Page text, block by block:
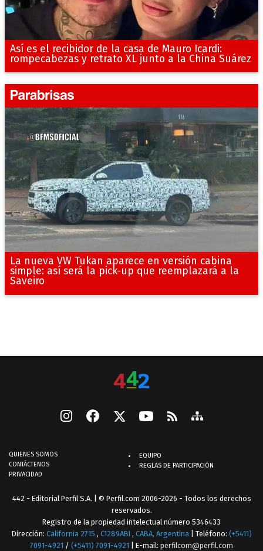
Así es el recibidor de la casa de Mauro Icardi:
rompecabezas y retrato XL junto a la China Suárez
La nueva VW Tukan aparece en versión cabina
simple: así será la pick-up que reemplazará a la
Saveiro
QUIENES SOMOS
CONTÁCTENOS
PRIVACIDAD
EQUIPO
REGLAS DE PARTICIPACIÓN
442 - Editorial Perfil S.A. | © Perfil.com 2006-2026 - Todos los derechos
reservados.
Registro de la propiedad intelectual número 5346433
Dirección: California 2715 , C1289ABI , CABA, Argentina | Teléfono: (+5411)
7091-4921 / (+5411) 7091-4921 | E-mail: perfilcom@perfil.com